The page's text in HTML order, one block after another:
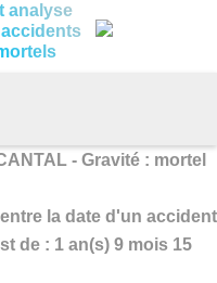
analyse
- Gravité : mortel
la date d'un accident
de : 1 an(s) 9 mois 15